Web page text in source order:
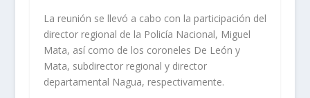
La reunión se llevó a cabo con la participación del
director regional de la Policía Nacional, Miguel
Mata, así como de los coroneles De León y
Mata, subdirector regional y director
departamental Nagua, respectivamente.